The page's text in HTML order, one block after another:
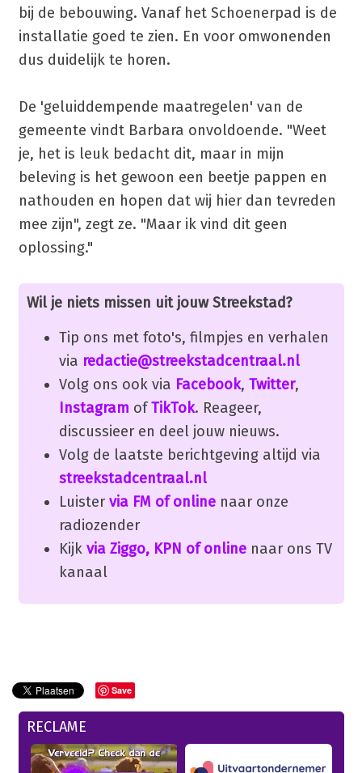
bij de bebouwing. Vanaf het Schoenerpad is de
installatie goed te zien. En voor omwonenden
dus duidelijk te horen.
De 'geluiddempende maatregelen' van de
gemeente vindt Barbara onvoldoende. "Weet
je, het is leuk bedacht dit, maar in mijn
beleving is het gewoon een beetje pappen en
nathouden en hopen dat wij hier dan tevreden
mee zijn", zegt ze. "Maar ik vind dit geen
oplossing."
Wil je niets missen uit jouw Streekstad?
Tip ons met foto's, filmpjes en verhalen
via redactie@streekstadcentraal.nl
Volg ons ook via Facebook, Twitter,
Instagram ofTikTok. Reageer,
discussieer en deel jouw nieuws.
Volg de laatste berichtgeving altijd via
streekstadcentraal.nl
Luister via FM of onlinenaar onze
radiozender
Kijk via Ziggo, KPN of onlinenaar ons TV
kanaal
Save
RECLAME